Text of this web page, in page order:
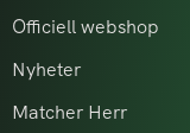
Officiell webshop
Nyheter
Matcher Herr